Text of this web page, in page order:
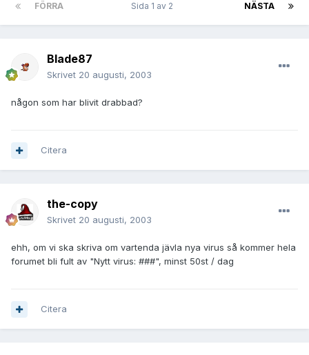
FÖRRA NÄSTA
Sida 1 av 2
Blade87
Skrivet 20 augusti, 2003
någon som har blivit drabbad?
Citera
the-copy
Skrivet 20 augusti, 2003
ehh, om vi ska skriva om vartenda jävla nya virus så kommer hela
forumet bli fult av "Nytt virus: ###", minst 50st / dag
Citera